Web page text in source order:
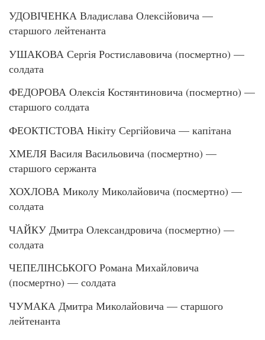
УДОВІЧЕНКА Владислава Олексійовича —
старшого лейтенанта
УШАКОВА Сергія Ростиславовича (посмертно) —
солдата
ФЕДОРОВА Олексія Костянтиновича (посмертно) —
старшого солдата
ФЕОКТІСТОВА Нікіту Сергійовича — капітана
ХМЕЛЯ Василя Васильовича (посмертно) —
старшого сержанта
ХОХЛОВА Миколу Миколайовича (посмертно) —
солдата
ЧАЙКУ Дмитра Олександровича (посмертно) —
солдата
ЧЕПЕЛІНСЬКОГО Романа Михайловича
(посмертно) — солдата
ЧУМАКА Дмитра Миколайовича — старшого
лейтенанта